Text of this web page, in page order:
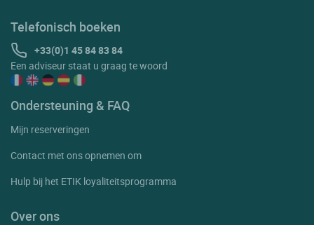
Telefonisch boeken
+33(0)1 45 84 83 84
Een adviseur staat u graag te woord
Ondersteuning & FAQ
Mijn reserveringen
Contact met ons opnemen om
Hulp bij het ETIK loyaliteitsprogramma
Over ons